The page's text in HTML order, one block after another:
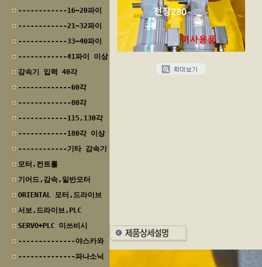
------------16~20파이
------------21~32파이
------------33~40파이
------------41파이 이상
감속기 입력 40각
-------------60각
-------------80각
------------115,130각
------------180각 이상
------------기타 감속기
모터,컨트롤
기어드,감속,일반모터
ORIENTAL 모터,드라이브
서보,드라이브,PLC
SERVO+PLC 미쓰비시
--------------야스카와
--------------파나소닉